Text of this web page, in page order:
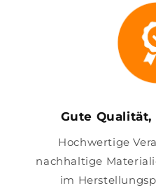
Gute
Hochwertige
nachhaltige
im